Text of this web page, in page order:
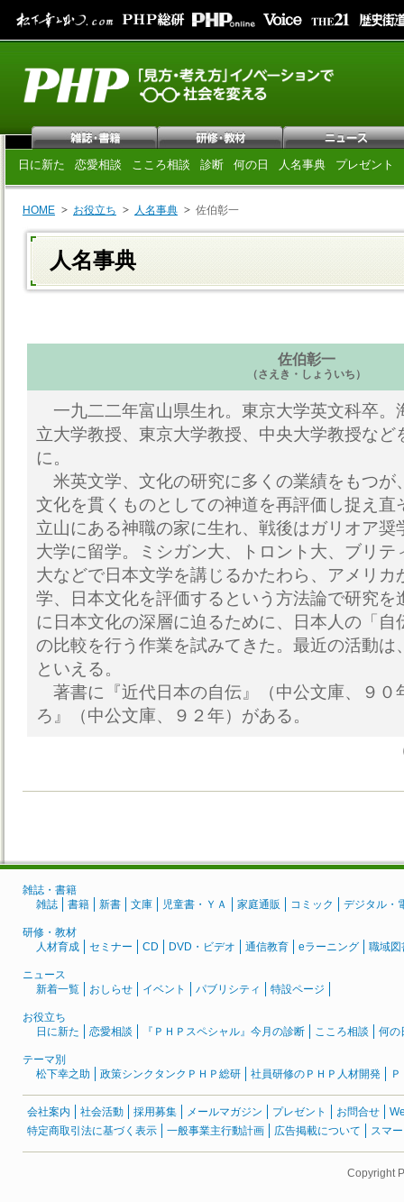
日に新た 恋愛相談 こころ相談 診断 何の日 人名事典 プレゼント
HOME お役立ち 人名事典 佐伯彰一
人名事典
佐伯彰一
（さえき・しょういち）
一九二二年富山県生れ。東京大学英文科卒。
立大学教授、東京大学教授、中央大学教授など
に。
米英文学、文化の研究に多くの業績をもつが
文化を貫くものとしての神道を再評価し捉え直
立山にある神職の家に生れ、戦後はガリオア奨
大学に留学。ミシガン大、トロント大、ブリテ
大などで日本文学を講じるかたわら、アメリカ
学、日本文化を評価するという方法論で研究を
に日本文化の深層に迫るために、日本人の「自
の比較を行う作業を試みてきた。最近の活動は
といえる。
著書に『近代日本の自伝』（中公文庫、９０
ろ』（中公文庫、９２年）がある。
雑誌・書籍
雑誌
書籍 新書 文庫 児童書・ＹＡ 家庭通販 コミック デジタル・
研修・教材
人材育成
セミナー CD DVD・ビデオ 通信教育 eラーニング 職域図
ニュース
新着一覧
おしらせ イベント パブリシティ 特設ページ
お役立ち
日に新た
恋愛相談 『ＰＨＰスペシャル』今月の診断 こころ相談 何の
テーマ別
松下幸之助
政策シンクタンクＰＨＰ総研 社員研修のＰＨＰ人材開発
会社案内 社会活動 採用募集 メールマガジン プレゼント お問合せ
特定商取引法に基づく表示
一般事業主行動計画 広告掲載について スマ
Copyright